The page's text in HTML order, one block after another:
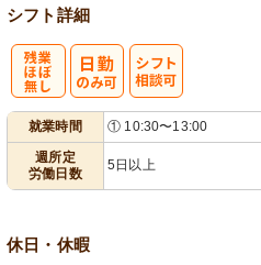
シフト詳細
就業時間
① 10:30〜13:00
週所定
労働日数
5日以上
休日・休暇